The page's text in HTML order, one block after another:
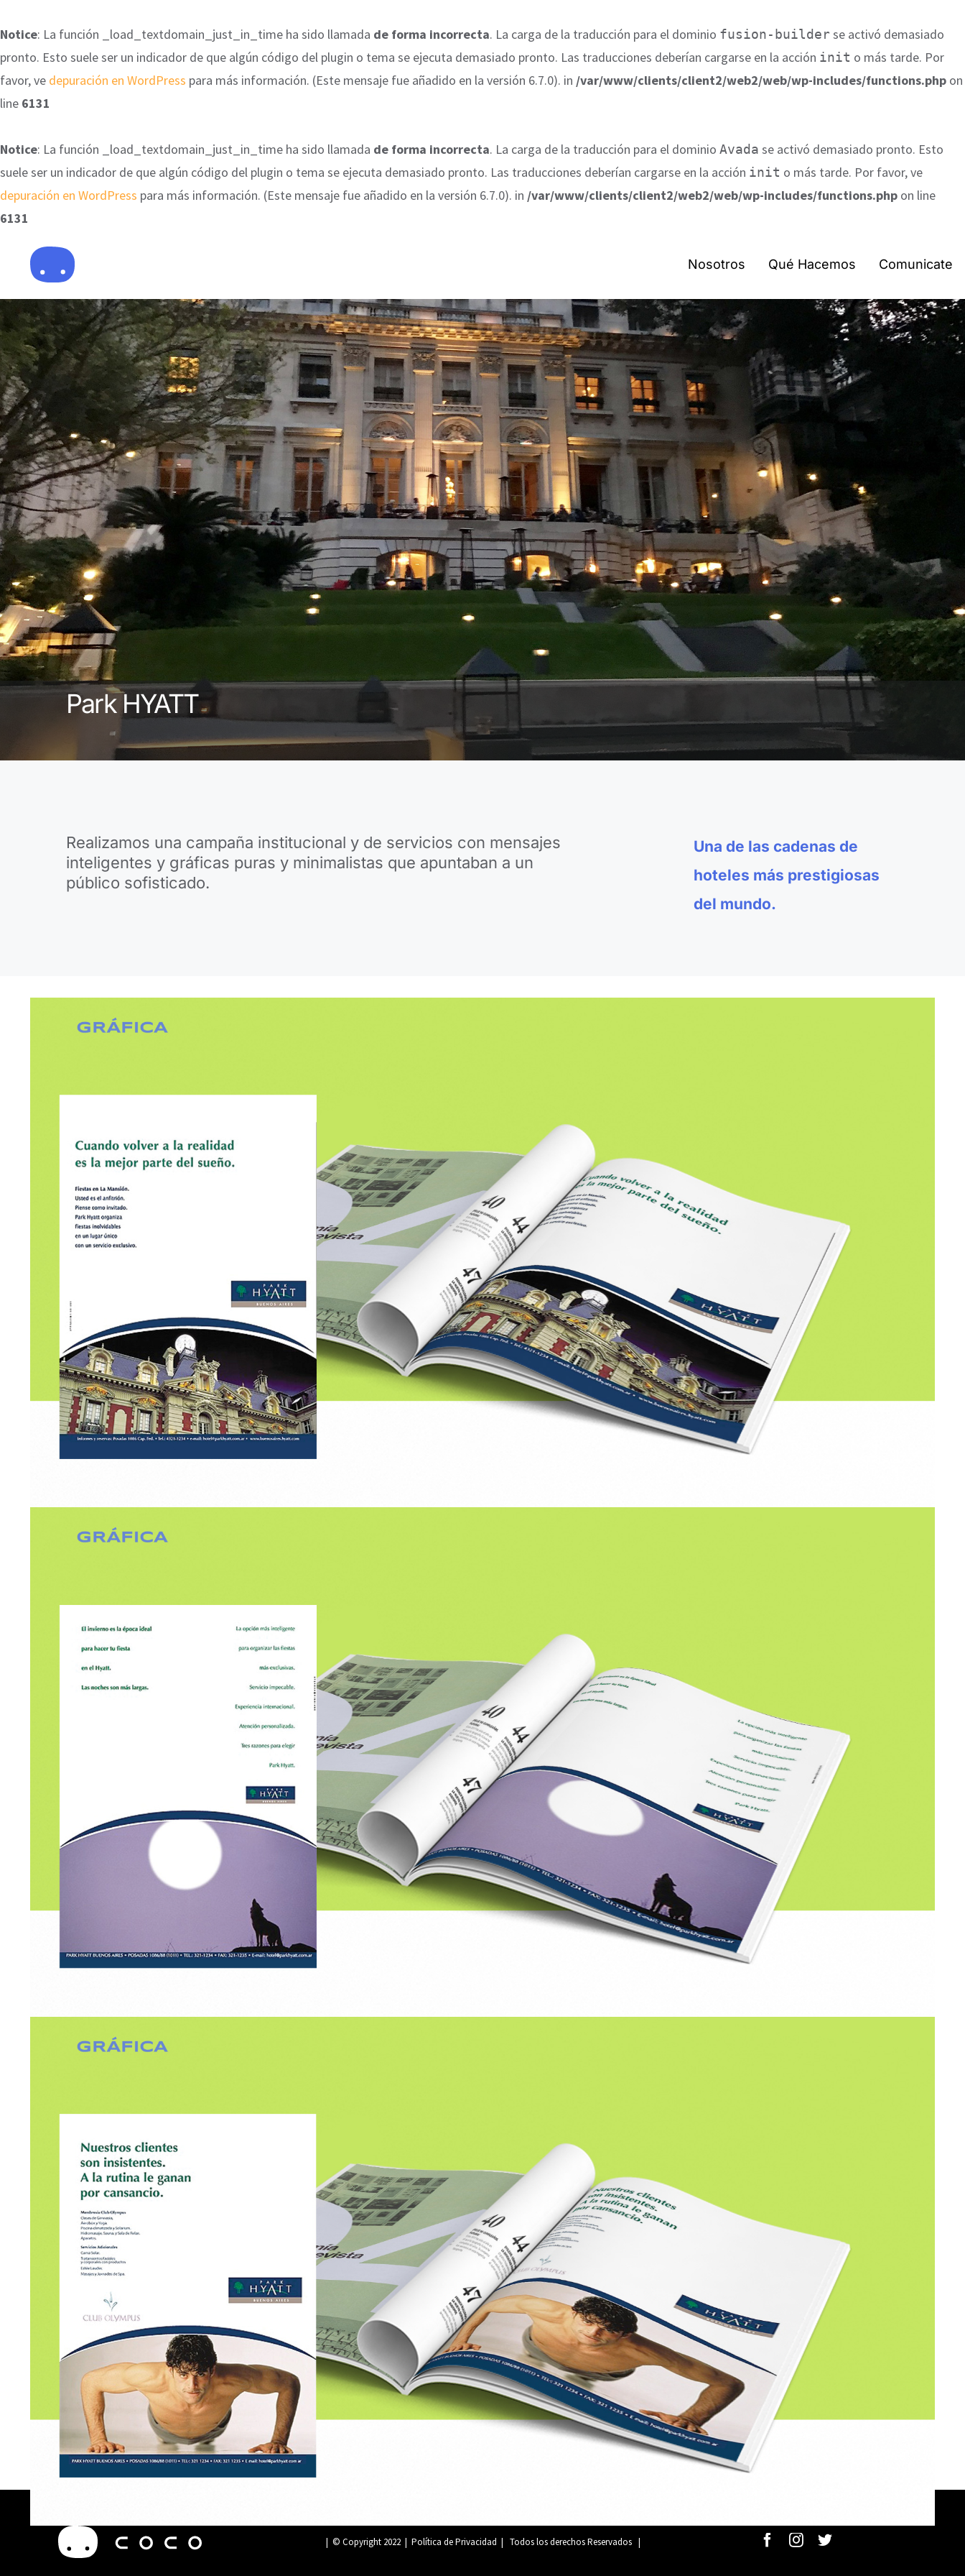
Notice: La función _load_textdomain_just_in_time ha sido llamada de forma incorrecta. La carga de la traducción para el dominio fusion-builderse activó demasiado
pronto. Esto suele ser un indicador de que algún código del plugin o tema se ejecuta demasiado pronto. Las traducciones deberían cargarse en la acción init o más tarde. Por
favor, ve depuración en WordPress para más información. (Este mensaje fue añadido en la versión 6.7.0). in /var/www/clients/client2/web2/web/wp-includes/functions.php on
line 6131
Notice: La función _load_textdomain_just_in_time ha sido llamada de forma incorrecta. La carga de la traducción para el dominio Avada se activó demasiado pronto. Esto
suele ser un indicador de que algún código del plugin o tema se ejecuta demasiado pronto. Las traducciones deberían cargarse en la acción init o más tarde. Por favor, ve
depuración en WordPress para más información. (Este mensaje fue añadido en la versión 6.7.0). in /var/www/clients/client2/web2/web/wp-includes/functions.php on line
6131
contenido
Nosotros Qué Hacemos Comunicate
Park HYATT
Realizamos una campaña institucional y de servicios con mensajes
inteligentes y gráficas puras y minimalistas que apuntaban a un
público sofisticado.
Una de las cadenas de
hoteles más prestigiosas
del mundo.
| © Copyright 2022 |Política de Privacidad | Todos los derechos Reservados |